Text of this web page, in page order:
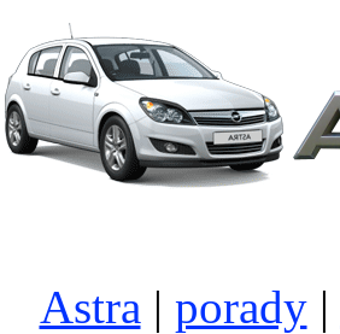
Astra | porady|